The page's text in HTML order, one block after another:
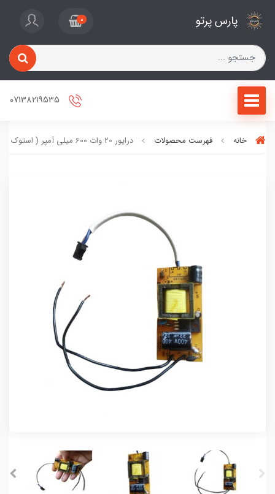
پارس پرتو 0
خانه فهرست محصولات درایور 20 وات 600 میلی آمپر ( استوک )